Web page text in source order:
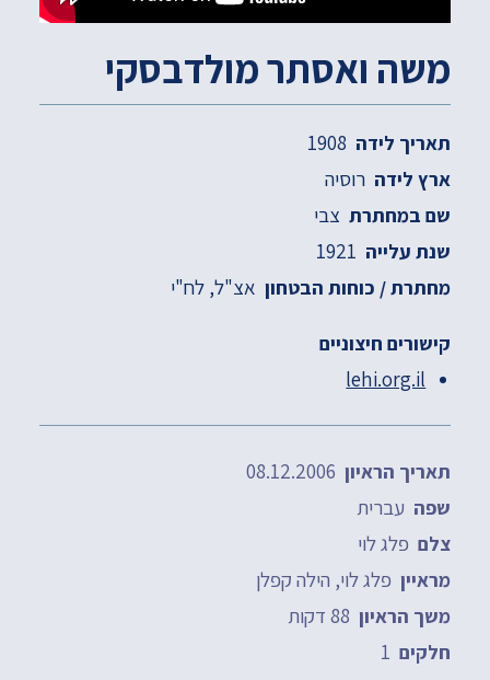
משה ואסתר מולדבסקי
תאריך לידה
ארץ לידה רוסיה
שם במחתרת צבי
שנת עלייה
מחתרת / כוחות הבטחון אצ"ל לח"י
קישורים חיצוניים
lehi.org.il
תאריך הראיון
שפה עברית
צלם פלג לוי
מראיין פלג לוי, הילה קפלן
משך הראיון
חלקים